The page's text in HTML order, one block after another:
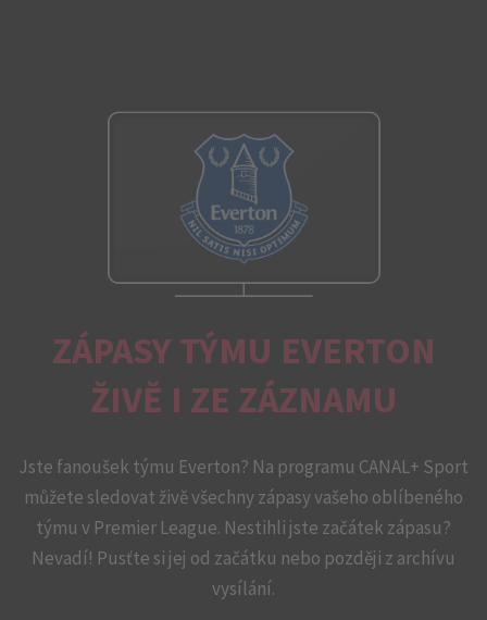
ZÁPASY TÝMU EVERTON
ŽIVĚ I ZE ZÁZNAMU
Jste fanoušek týmu Everton? Na programu CANAL+ Sport
můžete sledovat živě všechny zápasy vašeho oblíbeného
týmu v Premier League. Nestihli jste začátek zápasu?
Nevadí! Pusťte si jej od začátku nebo později z archívu
vysílání.